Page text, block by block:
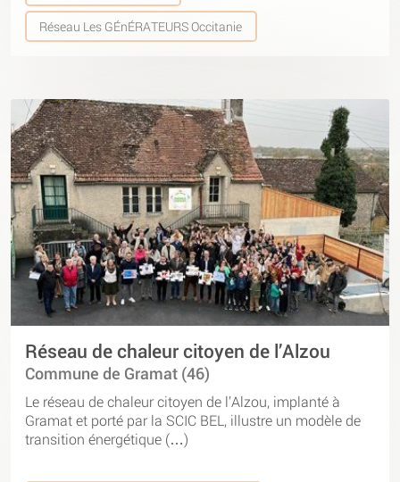
Réseau Les GÉnÉRATEURS Occitanie
Réseau de chaleur citoyen de l’Alzou
Commune de Gramat (46)
Le réseau de chaleur citoyen de l’Alzou, implanté à
Gramat et porté par la SCIC BEL, illustre un modèle de
transition énergétique (…)